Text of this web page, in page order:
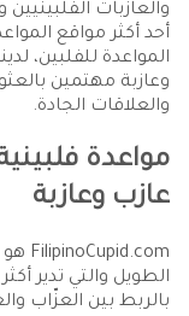
والعازبات
أحد أكثر مواقع
وعازبة مهتمين
والعلاقات الجادة.
عازب وعازبة
بالربط بين العزّاب